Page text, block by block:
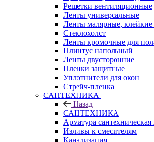
Решетки вентиляционные
Ленты универсальные
Ленты малярные, клейкие
Стеклохолст
Ленты кромочные для
Плинтус напольный
Ленты двусторонние
Пленки защитные
Уплотнители для окон
Стрейч-пленка
САНТЕХНИКА
Назад
САНТЕХНИКА
Арматура
Изливы к смесителям
Канализация